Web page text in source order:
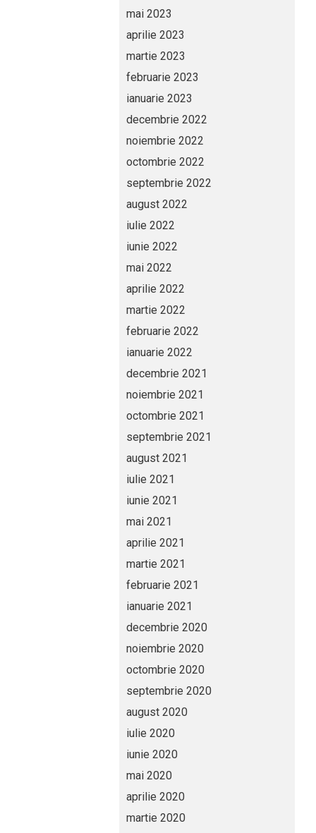
mai 2023
aprilie 2023
martie 2023
februarie 2023
ianuarie 2023
decembrie 2022
noiembrie 2022
octombrie 2022
septembrie 2022
august 2022
iulie 2022
iunie 2022
mai 2022
aprilie 2022
martie 2022
februarie 2022
ianuarie 2022
decembrie 2021
noiembrie 2021
octombrie 2021
septembrie 2021
august 2021
iulie 2021
iunie 2021
mai 2021
aprilie 2021
martie 2021
februarie 2021
ianuarie 2021
decembrie 2020
noiembrie 2020
octombrie 2020
septembrie 2020
august 2020
iulie 2020
iunie 2020
mai 2020
aprilie 2020
martie 2020